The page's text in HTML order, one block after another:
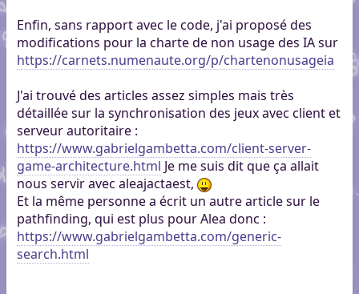
Enfin, sans rapport avec le code, j'ai proposé des
modifications pour la charte de non usage des IA sur
https://carnets.numenaute.org/p/chartenonusageia
J'ai trouvé des articles assez simples mais très
détaillée sur la synchronisation des jeux avec client et
serveur autoritaire :
https://www.gabrielgambetta.com/client-server-
game-architecture.html Je me suis dit que ça allait
nous servir avec aleajactaest,
Et la même personne a écrit un autre article sur le
pathfinding, qui est plus pour Alea donc :
https://www.gabrielgambetta.com/generic-
search.html